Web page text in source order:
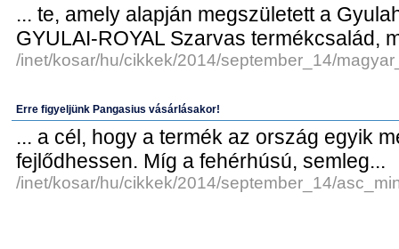
... te, amely alapján megszületett a
GYULAI-ROYAL Szarvas termékcsalád,
/inet/kosar/hu/cikkek/2014/september_14/
Erre figyeljünk Pangasius vásárlásakor!
... a cél, hogy a termék az ország egyik
fejlődhessen. Míg a fehérhúsú, semleg...
/inet/kosar/hu/cikkek/2014/september_14/